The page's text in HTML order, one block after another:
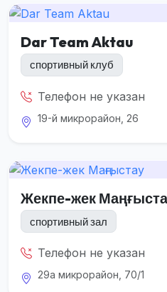
Dar Team Aktau
спортивный клуб
Телефон не указан
19-й микрорайон, 26
Жекпе-жек
спортивный зал
Телефон не указан
29а микрорайон, 70/1